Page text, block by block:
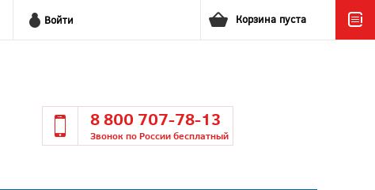
Войти Корзина пуста
8 800 707-78-13
Звонок по России бесплатный